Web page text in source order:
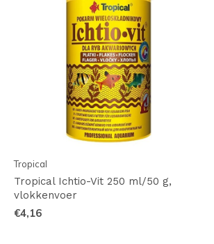
Tropical
Tropical Ichtio-Vit 250 ml/50 g,
vlokkenvoer
€4,16